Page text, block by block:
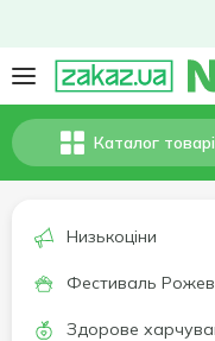
Каталог
Низькоціни
Фестиваль Рожевих
Здорове харчування та спосіб